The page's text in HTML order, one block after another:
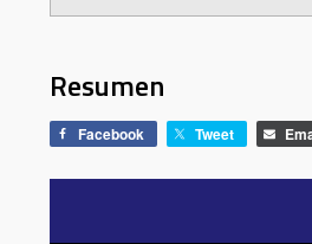
Resumen
Facebook Tweet